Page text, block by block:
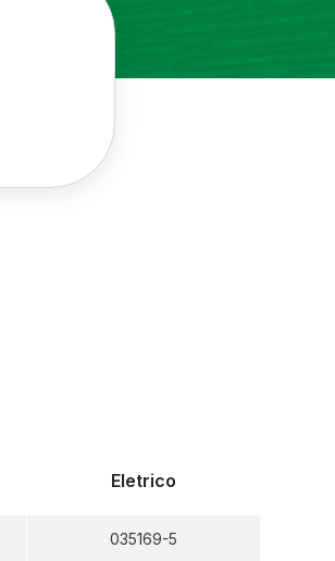
Eletrico
035169-5